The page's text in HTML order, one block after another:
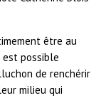
être au
est possible
de renchérir
milieu qui